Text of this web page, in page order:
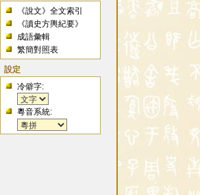
《說文》全文索引
《讀史方輿紀要》
成語彙輯
繁簡對照表
設定
冷僻字:
粵音系統: